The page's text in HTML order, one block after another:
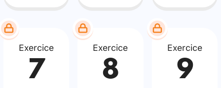
Exercice
7
Exercice
8
Exercice
9